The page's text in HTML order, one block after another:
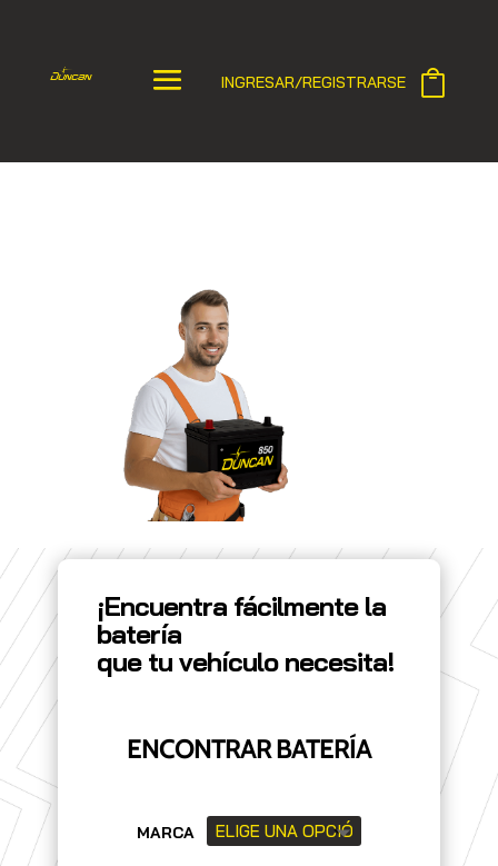
INGRESAR/REGISTRARSE
¡Encuentra fácilmente la
batería
que tu vehículo necesita!
ENCONTRAR BATERÍA
MARCA